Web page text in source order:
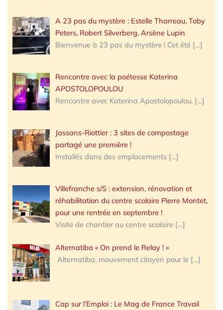
A 23 pas du mystère : Estelle Tharreau, Toby
Peters, Robert Silverberg, Arsène Lupin
Bienvenue à 23 pas du mystère ! Cet été […]
Rencontre avec la poétesse Katerina
APOSTOLOPOULOU
Rencontre avec Katerina Apostolopoulou, […]
Jassans-Riottier : 3 sites de compostage
partagé une première !
Installés dans des emplacements […]
Villefranche s/S : extension, rénovation et
réhabilitation du centre scolaire Pierre Montet,
pour une rentrée en septembre !
Visite de chantier au centre scolaire […]
Alternatiba « On prend le Relay ! »
Alternatiba, mouvement citoyen pour le […]
Cap sur l’Emploi : Le Mag de France Travail